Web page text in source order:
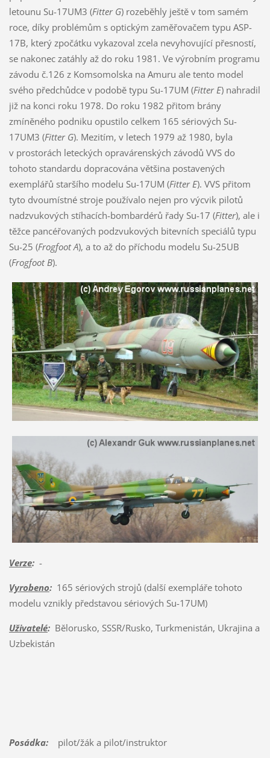
letounu Su-17UM3 (Fitter G) rozeběhly ještě v tom samém
roce, díky problémům s optickým zaměřovačem typu ASP-
17B, který zpočátku vykazoval zcela nevyhovující přesností,
se nakonec zatáhly až do roku 1981. Ve výrobním programu
závodu č.126 z Komsomolska na Amuru ale tento model
svého předchůdce v podobě typu Su-17UM (Fitter E) nahradil
již na konci roku 1978. Do roku 1982 přitom brány
zmíněného podniku opustilo celkem 165 sériových Su-
17UM3 (Fitter G). Mezitím, v letech 1979 až 1980, byla
v prostorách leteckých opravárenských závodů VVS do
tohoto standardu dopracována většina postavených
exemplářů staršího modelu Su-17UM (Fitter E). VVS přitom
tyto dvoumístné stroje používalo nejen pro výcvik pilotů
nadzvukových stíhacích-bombardérů řady Su-17 (Fitter), ale i
těžce pancéřovaných podzvukových bitevních speciálů typu
Su-25 (Frogfoot A), a to až do příchodu modelu Su-25UB
(Frogfoot B).
Verze:-
Vyrobeno:165 sériových strojů (další exempláře tohoto
modelu vznikly představou sériových Su-17UM)
Uživatelé:Bělorusko, SSSR/Rusko, Turkmenistán, Ukrajina a
Uzbekistán
Posádka:pilot/žák a pilot/instruktor